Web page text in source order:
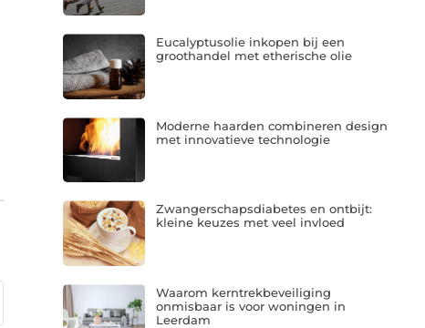
Eucalyptusolie inkopen bij een
groothandel met etherische olie
Moderne haarden combineren design
met innovatieve technologie
Zwangerschapsdiabetes en ontbijt:
kleine keuzes met veel invloed
Waarom kerntrekbeveiliging
onmisbaar is voor woningen in
Leerdam